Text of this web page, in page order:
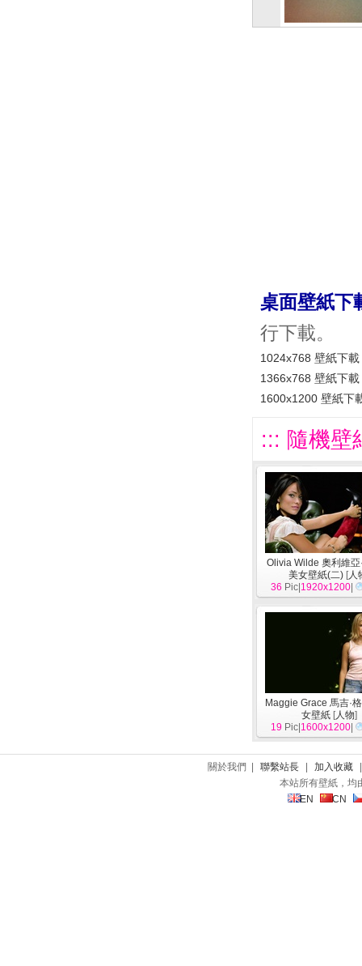
桌面壁紙下
行下載。
1024x768 壁紙下載
1366x768 壁紙下載
1600x1200 壁紙下
::: 隨機壁
Olivia Wilde 奧利維亞
美女壁紙(二) [人
36 Pic| 1920x1200
Maggie Grace 馬吉·
女壁紙 [人物]
19 Pic| 1600x1200
關於我們 | 聯繫站長 加入收藏
本站所有壁紙，均
EN
CN